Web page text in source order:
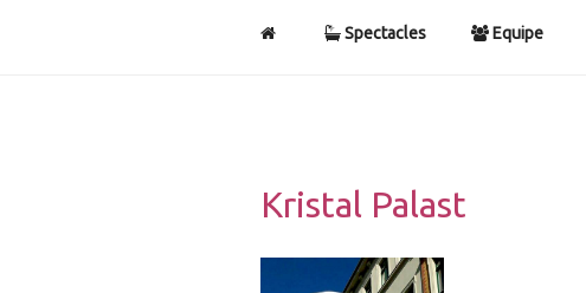
Spectacles Equipe
Kristal Palast